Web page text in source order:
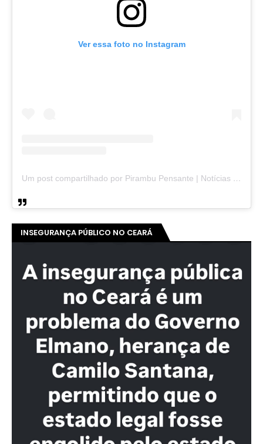
Ver essa foto no Instagram
Um post compartilhado por Pirambu Pensante | Notícias & Entretenimento (@pirambupensante)
INSEGURANÇA PÚBLICO NO CEARÁ